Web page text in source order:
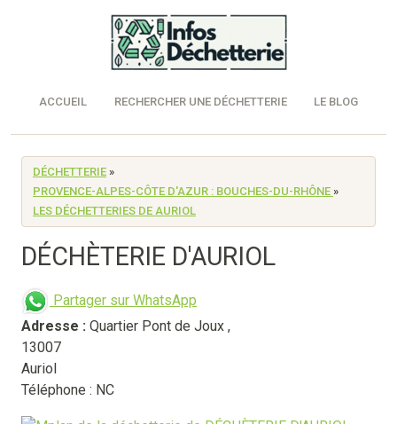
ACCUEIL RECHERCHER UNE DÉCHETTERIE LE BLOG
DÉCHETTERIE »
PROVENCE-ALPES-CÔTE D'AZUR : BOUCHES-DU-RHÔNE »
LES DÉCHETTERIES DE AURIOL
DÉCHÈTERIE D'AURIOL
Partager sur WhatsApp
Adresse : Quartier Pont de Joux ,
13007
Auriol
Téléphone : NC